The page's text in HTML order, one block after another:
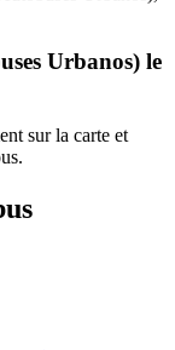
Urbanos) le
sur la carte et